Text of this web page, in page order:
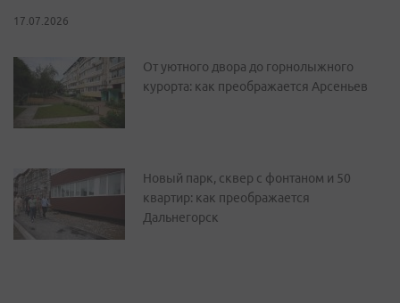
17.07.2026
От уютного двора до горнолыжного
курорта: как преображается Арсеньев
Новый парк, сквер с фонтаном и 50
квартир: как преображается
Дальнегорск